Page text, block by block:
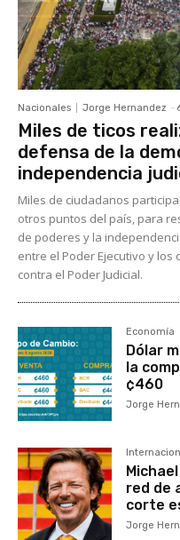
Nacionales Jorge Hernandez -
Miles de ticos
defensa de la
independencia
Miles de ciudadanos
otros puntos del país, para
de poderes y la
entre el Poder Ejecutivo y
contra el Poder Judicial.
Economía
Dólar
la
¢460
Jorge
red de
corte
Jorge